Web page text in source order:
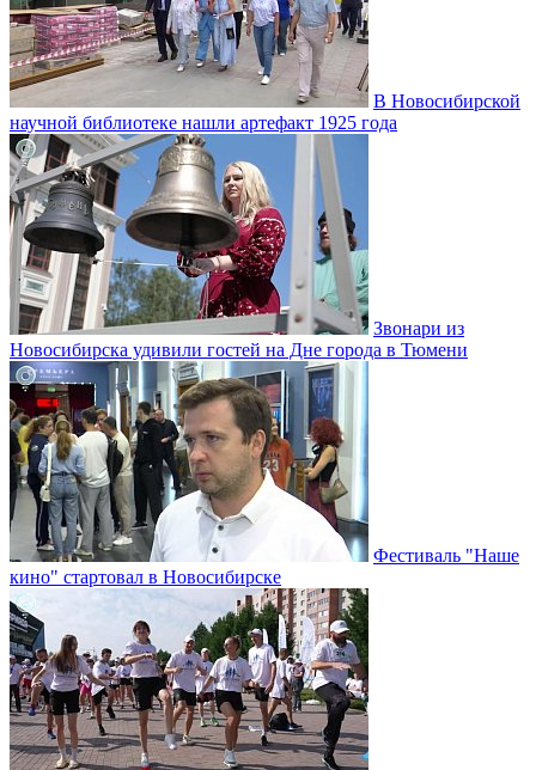
В Новосибирской
научной библиотеке нашли артефакт 1925 года
Звонари из
Новосибирска удивили гостей на Дне города в Тюмени
Фестиваль "Наше
кино" стартовал в Новосибирске